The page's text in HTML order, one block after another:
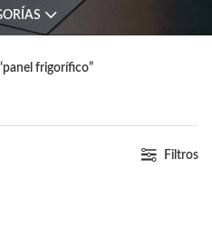
frigorífico”
Filtros